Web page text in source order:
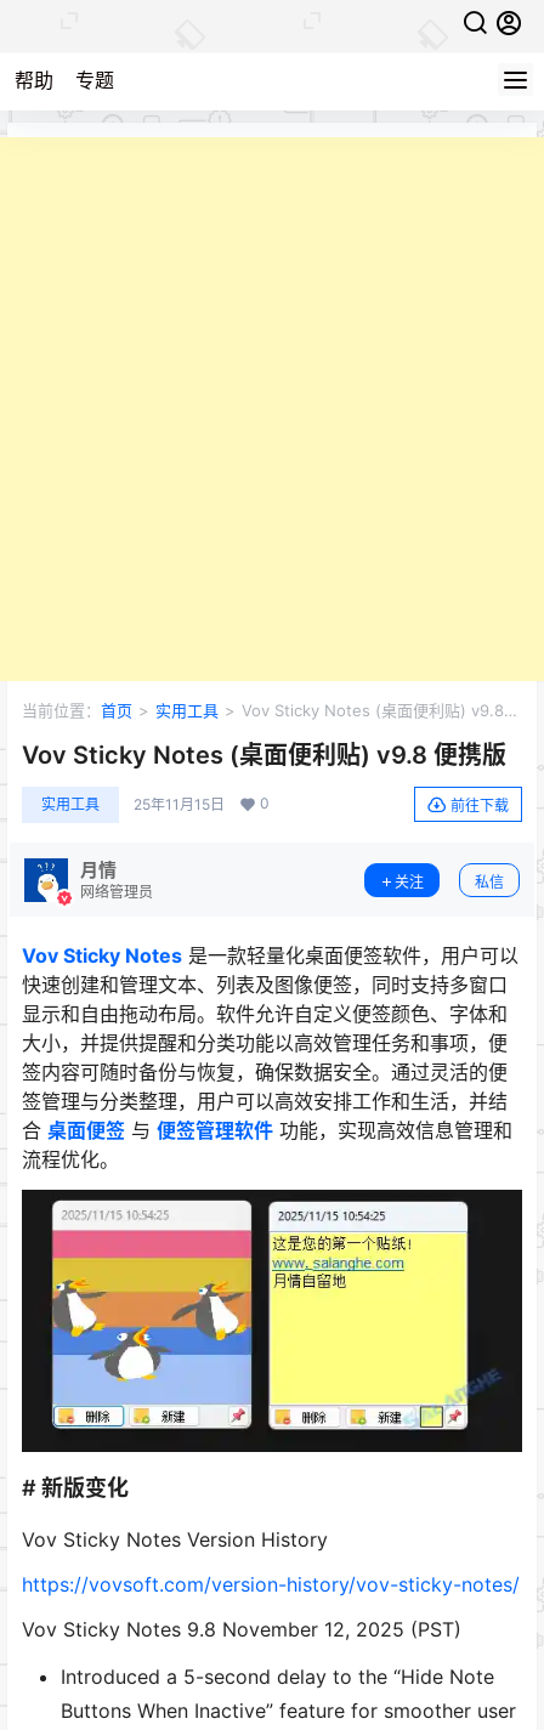
帮助 专题
当前位置： 首页 > 实用工具 > Vov Sticky Notes (桌面便利贴) v9.8
Vov Sticky Notes (桌面便利贴) v9.8 便携版
实用工具 25年11月15日 0 前往下载
月情
网络管理员
关注 私信
Vov Sticky Notes 是一款轻量化桌面便签软件，用户可以
快速创建和管理文本、列表及图像便签，同时支持多窗口
显示和自由拖动布局。软件允许自定义便签颜色、字体和
大小，并提供提醒和分类功能以高效管理任务和事项，便
签内容可随时备份与恢复，确保数据安全。通过灵活的便
签管理与分类整理，用户可以高效安排工作和生活，并结
合 桌面便签 与 便签管理软件 功能，实现高效信息管理和
流程优化。
# 新版变化
Vov Sticky Notes Version History
https://vovsoft.com/version-history/vov-sticky-notes/
Vov Sticky Notes 9.8 November 12, 2025 (PST)
Introduced a 5-second delay to the “Hide Note
Buttons When Inactive” feature for smoother user